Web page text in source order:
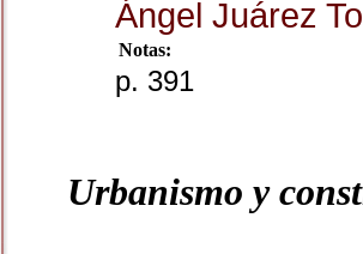
Ángel Juárez
Notas:
p. 391
Urbanismo y